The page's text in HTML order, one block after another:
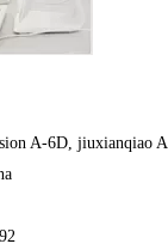
A-6D, jiuxianqiao A